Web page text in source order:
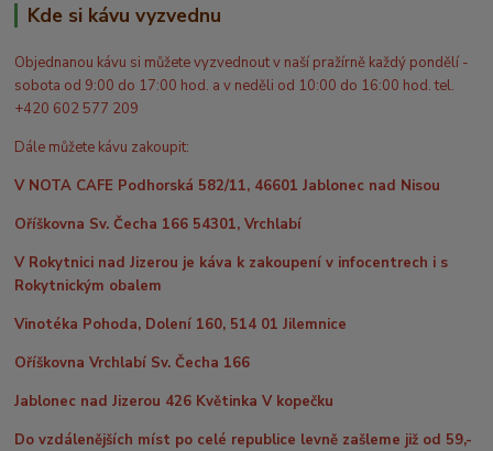
Kde si kávu vyzvednu
Objednanou kávu si můžete vyzvednout v naší pražírně každý pondělí -
sobota od 9:00 do 17:00 hod. a v neděli od 10:00 do 16:00 hod. tel.
+420 602 577 209
Dále můžete kávu zakoupit:
V NOTA CAFE Podhorská 582/11, 46601 Jablonec nad Nisou
Oříškovna Sv. Čecha 166 54301, Vrchlabí
V Rokytnici nad Jizerou je káva k zakoupení v infocentrech i s
Rokytnickým obalem
Vinotéka Pohoda, Dolení 160, 514 01 Jilemnice
Oříškovna Vrchlabí Sv. Čecha 166
Jablonec nad Jizerou 426 Květinka V kopečku
Do vzdálenějších míst po celé republice levně zašleme již od 59,-